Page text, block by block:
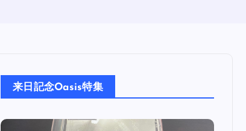
来日記念Oasis特集